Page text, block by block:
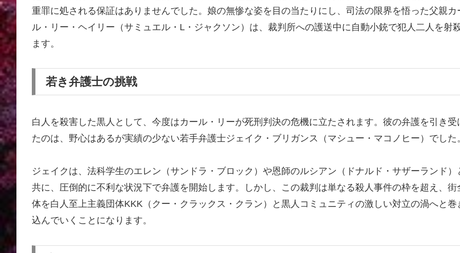
重罪に処される保証はありませんでした。娘の無惨な姿を目の当たりにし、司法の限界を悟った父親カ
ル・リー・ヘイリー（サミュエル・L・ジャクソン）は、裁判所への護送中に自動小銃で犯人二人を射
ます。
若き弁護士の挑戦
白人を殺害した黒人として、今度はカール・リーが死刑判決の危機に立たされます。彼の弁護を引き受
たのは、野心はあるが実績の少ない若手弁護士ジェイク・ブリガンス（マシュー・マコノヒー）でした
ジェイクは、法科学生のエレン（サンドラ・ブロック）や恩師のルシアン（ドナルド・サザーランド）
共に、圧倒的に不利な状況下で弁護を開始します。しかし、この裁判は単なる殺人事件の枠を超え、街
体を白人至上主義団体KKK（クー・クラックス・クラン）と黒人コミュニティの激しい対立の渦へと巻
込んでいくことになります。